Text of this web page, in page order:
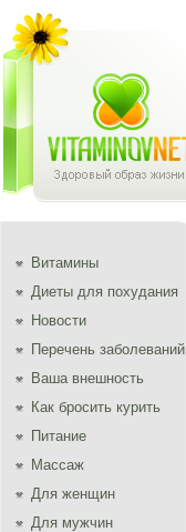
Витамины
Диеты для похудания
Новости
Перечень заболеваний
Ваша внешность
Как бросить курить
Питание
Массаж
Для женщин
Для мужчин